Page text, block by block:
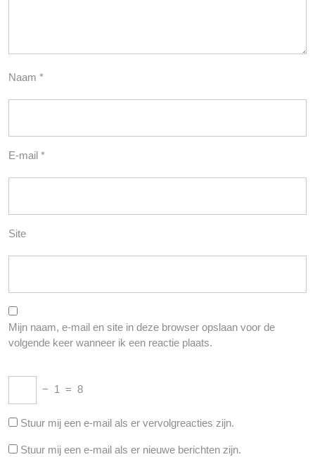
Naam *
E-mail *
Site
Mijn naam, e-mail en site in deze browser opslaan voor de
volgende keer wanneer ik een reactie plaats.
− 1 = 8
Stuur mij een e-mail als er vervolgreacties zijn.
Stuur mij een e-mail als er nieuwe berichten zijn.